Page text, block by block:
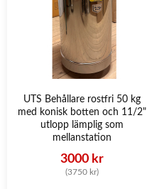
UTS Behållare rostfri 50 kg
med konisk botten och 11/2"
utlopp lämplig som
mellanstation
3000 kr
(3750 kr)